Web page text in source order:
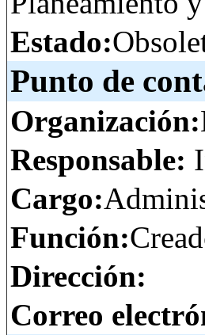
Estado:
Punto de
Organización:
Responsable:
Cargo:
Función:
Dirección:
Correo